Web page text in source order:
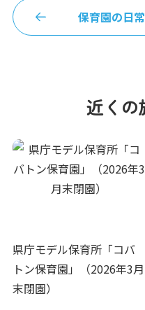
保育園の日
近くの
県庁モデル保育所「コバ
トン保育園」（2026年3月
末閉園）